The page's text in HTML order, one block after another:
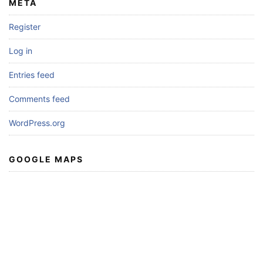
META
Register
Log in
Entries feed
Comments feed
WordPress.org
GOOGLE MAPS